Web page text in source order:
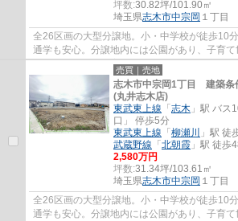
坪数:30.82坪/101.90㎡
埼玉県志木市中宗岡 １丁目
全26区画の大型分譲地。小・中学校が徒歩10
通学も安心。分譲地内には公園があり、子育
施設もあわせてご案内いたしますので、お気...
売買｜売地
志木市中宗岡1丁目 建築
(丸井志木店)
東武東上線 「 志木 」駅 バス
口」 停歩5分
東武東上線 「 柳瀬川
」駅 徒
武蔵野線 「 北朝霞 」駅 徒歩
2,580万円
坪数:31.34坪/103.61㎡
埼玉県志木市中宗岡 １丁目
全26区画の大型分譲地。小・中学校が徒歩10
通学も安心。分譲地内には公園があり、子育